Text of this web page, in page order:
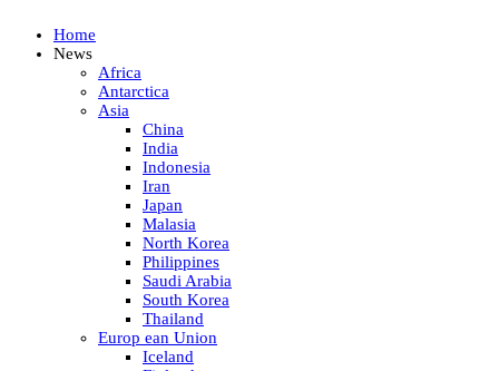
Home
News
Africa
Antarctica
Asia
China
India
Indonesia
Iran
Japan
Malasia
North Korea
Philippines
Saudi Arabia
South Korea
Thailand
Europ ean Union
Iceland